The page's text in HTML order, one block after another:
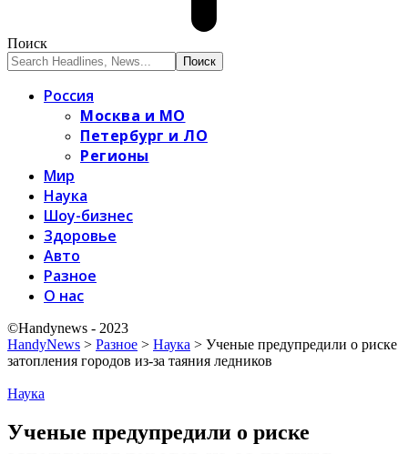
Поиск
Россия
Москва и МО
Петербург и ЛО
Регионы
Мир
Наука
Шоу-бизнес
Здоровье
Авто
Разное
О нас
©Handynews - 2023
HandyNews > Разное > Наука > Ученые предупредили о риске
затопления городов из-за таяния ледников
Наука
Ученые предупредили о риске